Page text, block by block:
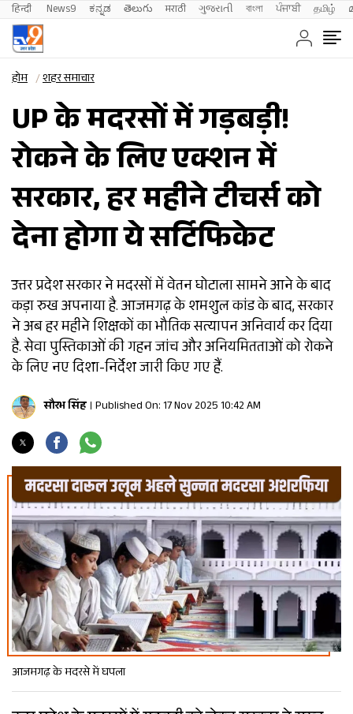
हिन्दी News9 ಕನ್ನಡ తెలుగు मराठी ગુજરાતી বাংলা ਪੰਜਾਬੀ தமிழ்
होम शहर समाचार
UP के मदरसों में गड़बड़ी!
रोकने के लिए एक्शन में
सरकार, हर महीने टीचर्स को
देना होगा ये सर्टिफिकेट
उत्तर प्रदेश सरकार ने मदरसों में वेतन घोटाला सामने आने के बाद
कड़ा रुख अपनाया है. आजमगढ़ के शमशुल कांड के बाद, सरकार
ने अब हर महीने शिक्षकों का भौतिक सत्यापन अनिवार्य कर दिया
है. सेवा पुस्तिकाओं की गहन जांच और अनियमितताओं को रोकने
के लिए नए दिशा-निर्देश जारी किए गए हैं.
सौरभ सिंह Published On: 17 Nov 2025 10:42 AM
आजमगढ़ के मदरसे में घपला